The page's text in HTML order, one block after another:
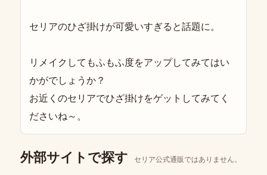
セリアのひざ掛けが可愛いすぎると話題に。
リメイクしてもふもふ度をアップしてみてはい
かがでしょうか？
お近くのセリアでひざ掛けをゲットしてみてく
ださいね～。
外部サイトで探す セリア公式通販ではありません。